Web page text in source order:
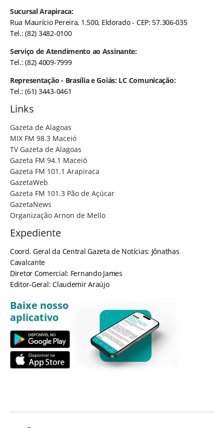
Sucursal Arapiraca:
Rua Maurício Pereira, 1.500, Eldorado - CEP: 57.306-035
Tel.: (82) 3482-0100
Serviço de Atendimento ao Assinante:
Tel.: (82) 4009-7999
Representação - Brasília e Goiás: LC Comunicação:
Tel.: (61) 3443-0461
Links
Gazeta de Alagoas
MIX FM 98.3 Maceió
TV Gazeta de Alagoas
Gazeta FM 94.1 Maceió
Gazeta FM 101.1 Arapiraca
GazetaWeb
Gazeta FM 101.3 Pão de Açúcar
GazetaNews
Organização Arnon de Mello
Expediente
Coord. Geral da Central Gazeta de Notícias: Jônathas
Cavalcante
Diretor Comercial: Fernando James
Editor-Geral: Claudemir Araújo
Baixe nosso
aplicativo